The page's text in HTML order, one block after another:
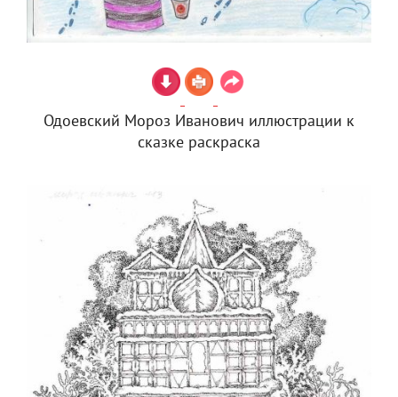
Одоевский Мороз Иванович иллюстрации к
сказке раскраска